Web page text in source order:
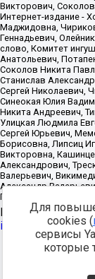
Источник:https://
inostrannyih-
Разработка -
Для
cookies (
сервисы
которые